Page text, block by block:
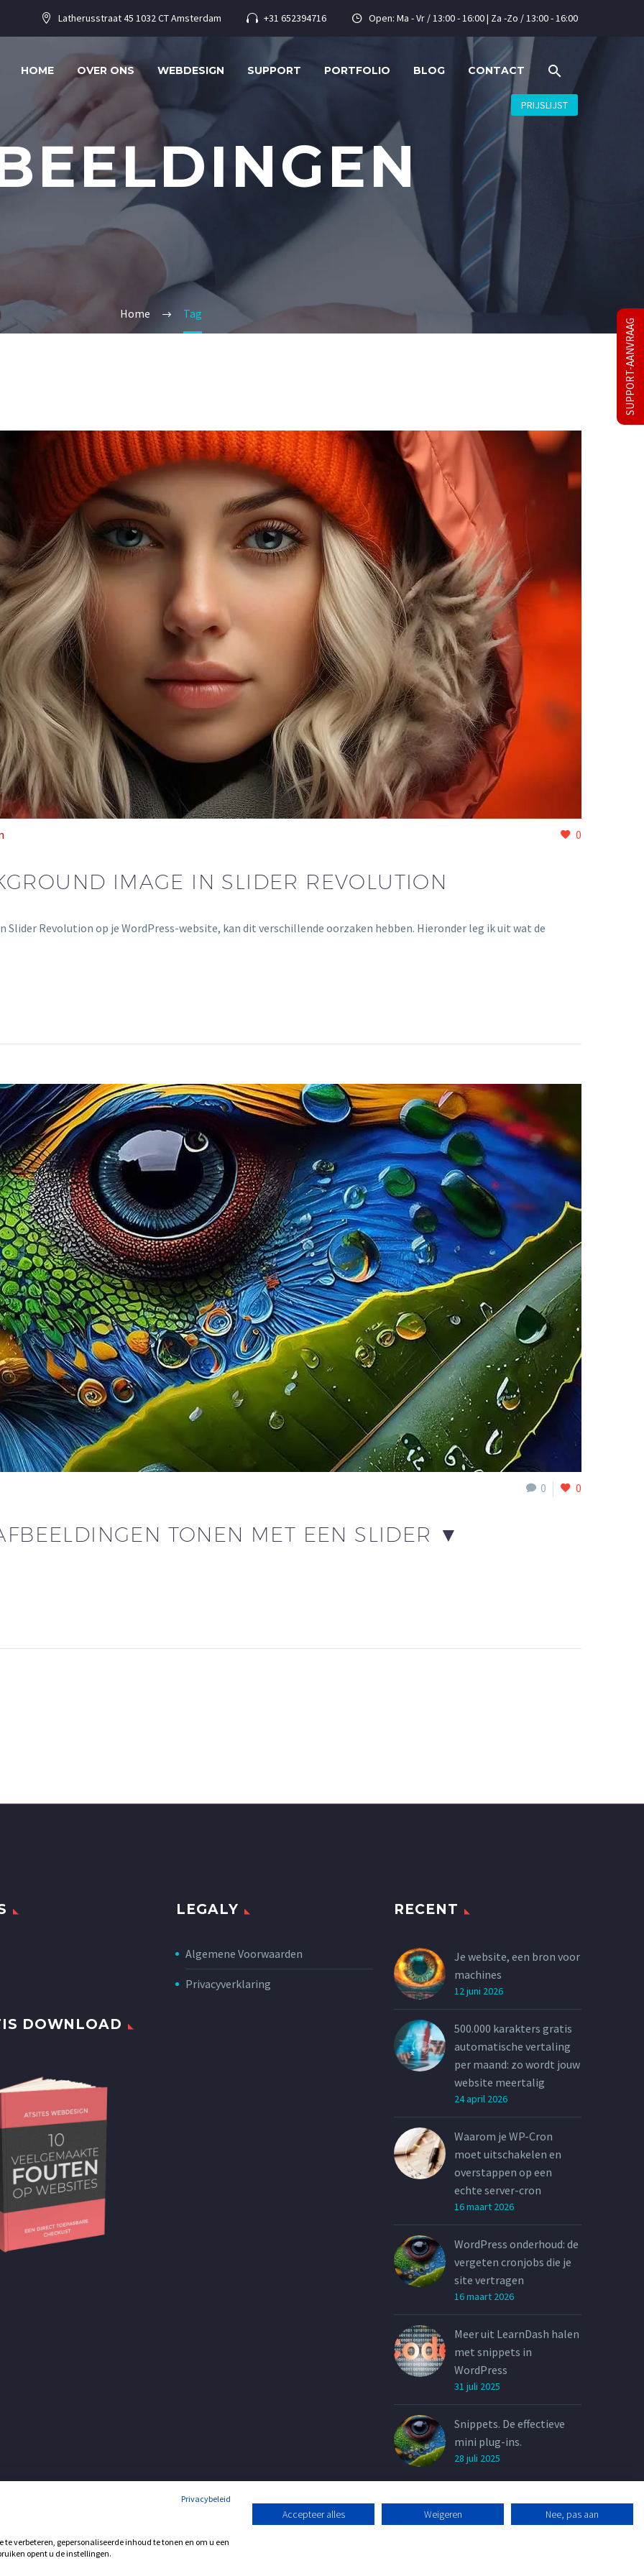

 Latherusstraat 45 1032 CT Amsterdam 
 +31 652394716 
 Open: Ma - Vr / 13:00 - 16:00 | Za -Zo / 13:00 - 16:00
HOME OVER ONS WEBDESIGN SUPPORT PORTFOLIO BLOG CONTACT
PRIJSLIJST
Home Tag
0
IMAGE IN SLIDER REVOLUTION
Revolution op je WordPress-website, kan dit verschillende oorzaken hebben. Hieronder leg ik uit wat de
0 0
TONEN MET EEN SLIDER ▼
LEGALY
Algemene Voorwaarden
Privacyverklaring
RECENT
Je website, een bron voor
machines
12 juni 2026
500.000 karakters gratis
automatische vertaling
per maand: zo wordt jouw
website meertalig
24 april 2026
Waarom je WP-Cron
moet uitschakelen en
overstappen op een
echte server-cron
16 maart 2026
WordPress onderhoud: de
vergeten cronjobs die je
site vertragen
16 maart 2026
Meer uit LearnDash halen
met snippets in
WordPress
31 juli 2025
Snippets. De effectieve
mini plug-ins.
28 juli 2025
DOWNLOAD
Support Contact
SUPPORT-AANVRAAG
Privacybeleid
verbeteren, gepersonaliseerde inhoud te tonen en om u een
opent u de instellingen.
Accepteer alles Weigeren Nee, pas aan